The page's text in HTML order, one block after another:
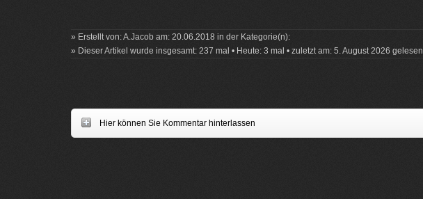
» Erstellt von: A.Jacob am: 20.06.2018 in der Kategorie(n):
» Dieser Artikel wurde insgesamt: 237 mal • Heute: 3 mal • zuletzt am: 5. August 2026 gelesen.
Hier können Sie Kommentar hinterlassen